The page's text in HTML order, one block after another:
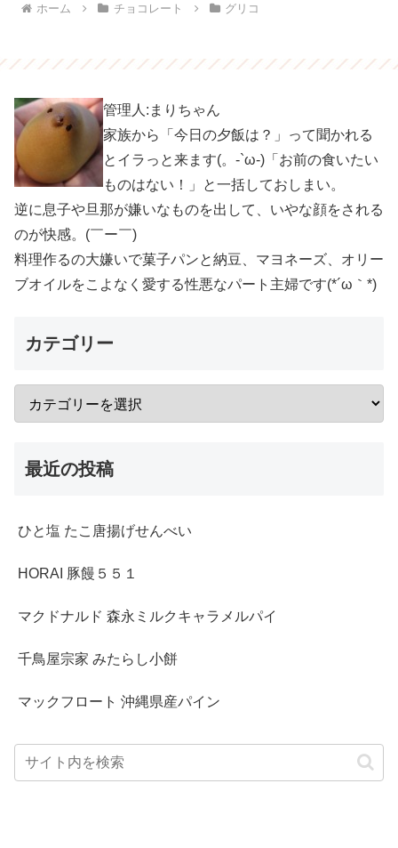
ホーム チョコレート グリコ
管理人:まりちゃん
家族から「今日の夕飯は？」って聞かれる
とイラっと来ます(。-`ω-)「お前の食いたい
ものはない！」と一括しておしまい。
逆に息子や旦那が嫌いなものを出して、いやな顔をされる
のが快感。(￣ー￣)
料理作るの大嫌いで菓子パンと納豆、マヨネーズ、オリー
ブオイルをこよなく愛する性悪なパート主婦です(*´ω｀*)
カテゴリー
最近の投稿
ひと塩 たこ唐揚げせんべい
HORAI 豚饅５５１
マクドナルド 森永ミルクキャラメルパイ
千鳥屋宗家 みたらし小餅
マックフロート 沖縄県産パイン